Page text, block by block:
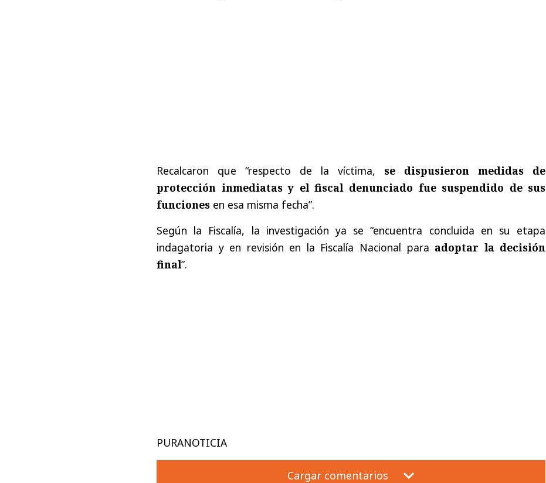
Recalcaron que “respecto de la víctima, se dispusieron medidas de
protección inmediatas y el fiscal denunciado fue suspendido de sus
funciones en esa misma fecha”.
Según la Fiscalía, la investigación ya se “encuentra concluida en su etapa
indagatoria y en revisión en la Fiscalía Nacional para adoptar la decisión
final”.
PURANOTICIA
Cargar comentarios